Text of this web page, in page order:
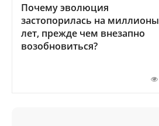
Почему эволюция
застопорилась на миллионы
лет, прежде чем внезапно
возобновиться?